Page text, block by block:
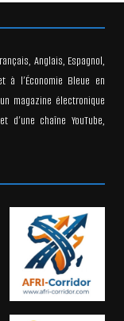
Anglais, Espagnol,
à l’Économie Bleue en
magazine électronique
chaîne YouTube,